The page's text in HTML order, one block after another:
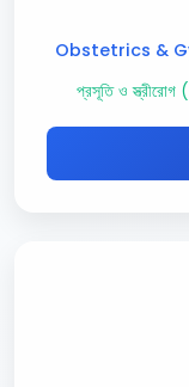
Obstetrics &
প্রসূতি ও